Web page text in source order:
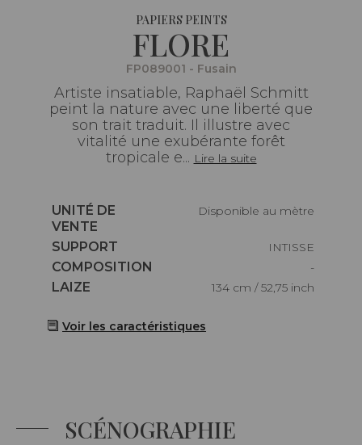
PAPIERS PEINTS
FLORE
FP089001 - Fusain
Artiste insatiable, Raphaël Schmitt
peint la nature avec une liberté que
son trait traduit. Il illustre avec
vitalité une exubérante forêt
tropicale e... Lire la suite
Caractéristiques
UNITÉ DE
VENTE
Disponible au mètre
Caractéristiques
SUPPORT
INTISSE
Caractéristiques
COMPOSITION
-
Caractéristiques
LAIZE 134 cm / 52,75 inch
Voir les caractéristiques
SCÉNOGRAPHIE